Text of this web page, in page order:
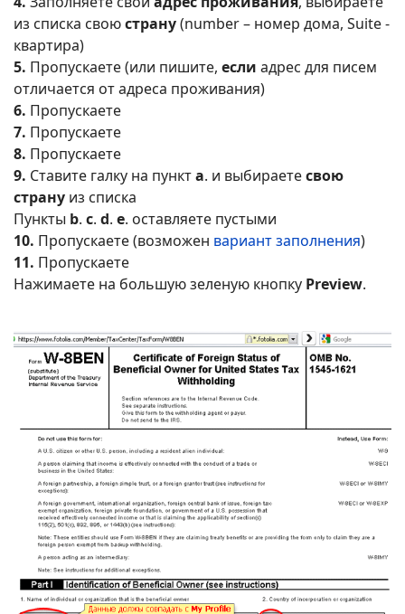
из списка своюстрану(number – номер дома, Suite -
квартира)
5. Пропускаете (или пишите, если адрес для писем
отличается от адреса проживания)
6. Пропускаете
7. Пропускаете
8. Пропускаете
9. Ставите галку на пунктa. и выбираетесвою
страну из списка
Пункты b. c. d. e. оставляете пустыми
10. Пропускаете (возможен вариант заполнения)
11. Пропускаете
Нажимаете на большую зеленую кнопку Preview.